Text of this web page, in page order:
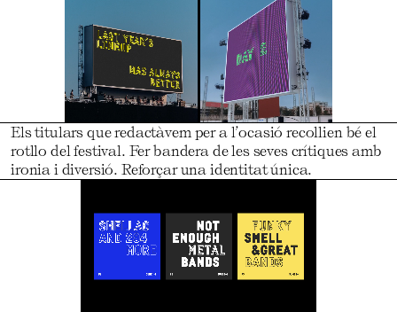
Els titulars que redactàvem per a l’ocasió recollien bé el
rotllo del festival. Fer bandera de les seves crítiques amb
ironia i diversió. Reforçar una identitat única.